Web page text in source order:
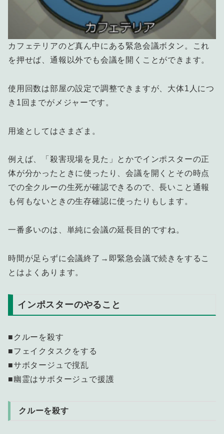
カフェテリアのど真ん中にある緊急会議ボタン。これ
を押せば、通報以外でも会議を開くことができます。
使用回数は部屋の設定で調整できますが、大体1人につ
き1回までがメジャーです。
用途としてはさまざま。
例えば、「殺害現場を見た」とかでインポスターの正
体が分かったときに使ったり、会議を開くとその時点
での全クルーの生死が確認できるので、長いこと通報
も何もないときの生存確認に使ったりもします。
一番多いのは、単純に会議の延長目的ですね。
時間が足らずに会議終了→即緊急会議で続きをするこ
とはよくあります。
インポスターのやること
■クルーを殺す
■フェイクタスクをする
■サボタージュで撹乱
■幽霊はサボタージュで援護
クルーを殺す